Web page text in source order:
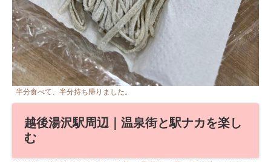
半分食べて、半分持ち帰りました。
越後湯沢駅周辺｜温泉街と駅ナカを楽し
む